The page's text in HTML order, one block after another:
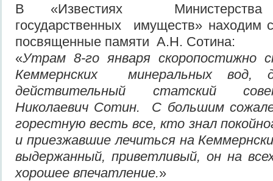
В «Известиях
государственных имуществ» находим
посвященные памяти А.Н. Сотина:
«Утрам 8-го января скоропостижно
Кеммернских минеральных вод,
действительный статский
Николаевич Сотин. С большим
горестную весть все, кто знал
и приезжавшие лечиться на
выдержанный, приветливый, он на
хорошее впечатление.»